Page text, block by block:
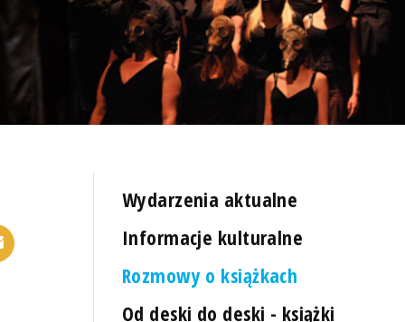
Wydarzenia aktualne
Informacje kulturalne
Rozmowy o książkach
Od deski do deski - książki